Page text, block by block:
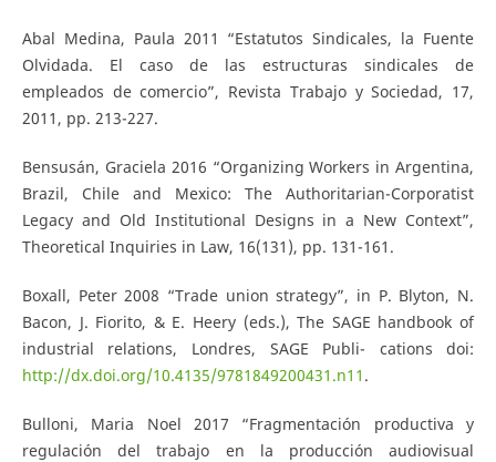
Abal Medina, Paula 2011 “Estatutos Sindicales, la Fuente
Olvidada. El caso de las estructuras sindicales de
empleados de comercio”, Revista Trabajo y Sociedad, 17,
2011, pp. 213-227.
Bensusán, Graciela 2016 “Organizing Workers in Argentina,
Brazil, Chile and Mexico: The Authoritarian-Corporatist
Legacy and Old Institutional Designs in a New Context”,
Theoretical Inquiries in Law, 16(131), pp. 131-161.
Boxall, Peter 2008 “Trade union strategy”, in P. Blyton, N.
Bacon, J. Fiorito, & E. Heery (eds.), The SAGE handbook of
industrial relations, Londres, SAGE Publi- cations doi:
http://dx.doi.org/10.4135/9781849200431.n11 .
Bulloni, Maria Noel 2017 “Fragmentación productiva y
regulación del trabajo en la producción audiovisual